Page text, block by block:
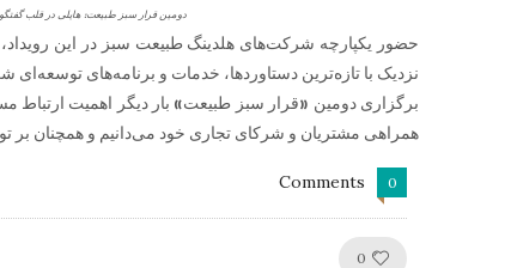
دومین قرار سبز طبیعت: هایلی در قلب
حضور یکپارچه شرکت‌های هلدینگ طبیعت سبز در این
نزدیک با تازه‌ترین دستاوردها، خدمات و برنامه‌های
برگزاری دومین «قرار سبز طبیعت» بار دیگر اهمیت ارتباط
همراهی مشتریان و شرکای تجاری خود می‌دانیم و همچنان بر
0
Comments
0